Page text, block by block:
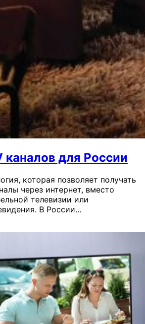
каналов для России
которая позволяет получать
через интернет, вместо
телевизии или
В России…